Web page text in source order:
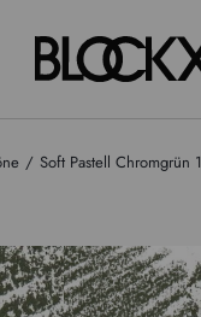
Soft Pastell Chromgrün 1